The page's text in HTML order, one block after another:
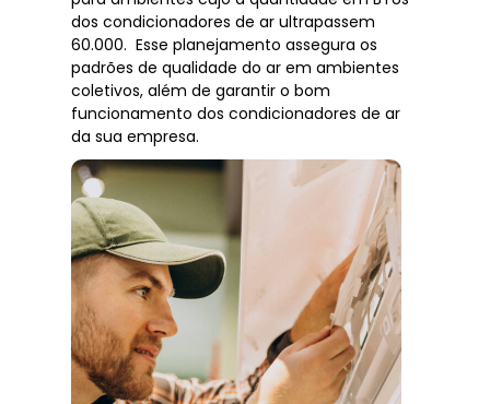
dos condicionadores de ar ultrapassem
60.000. Esse planejamento assegura os
padrões de qualidade do ar em ambientes
coletivos, além de garantir o bom
funcionamento dos condicionadores de ar
da sua empresa.